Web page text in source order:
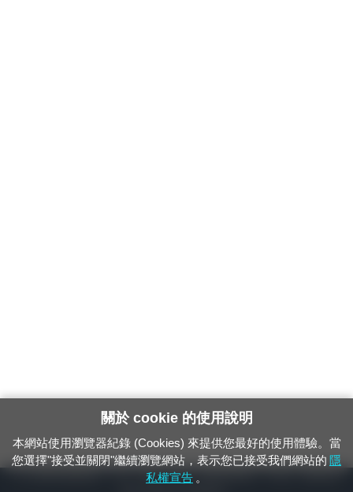
24小時緊急通報電話：1933（市話、手機，僅限發現軌道、平交道、橋樑及隧
關於 cookie 的使用說明
本網站使用瀏覽器紀錄 (Cookies) 來提供您最好的使用體驗。當
您選擇"接受並關閉"繼續瀏覽網站，表示您已接受我們網站的 隱
私權宣告 。